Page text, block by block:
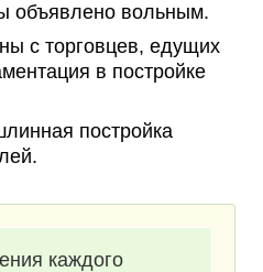
объявлено вольным.
с торговцев, едущих
в постройке
постройка
каждого